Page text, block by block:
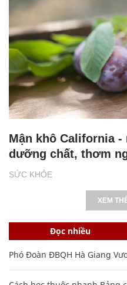
SỨC KHỎE
Mận khô California -
dưỡng chất, thơm
XEM
Đọc nhiều
Phó Đoàn ĐBQH Hà Giang